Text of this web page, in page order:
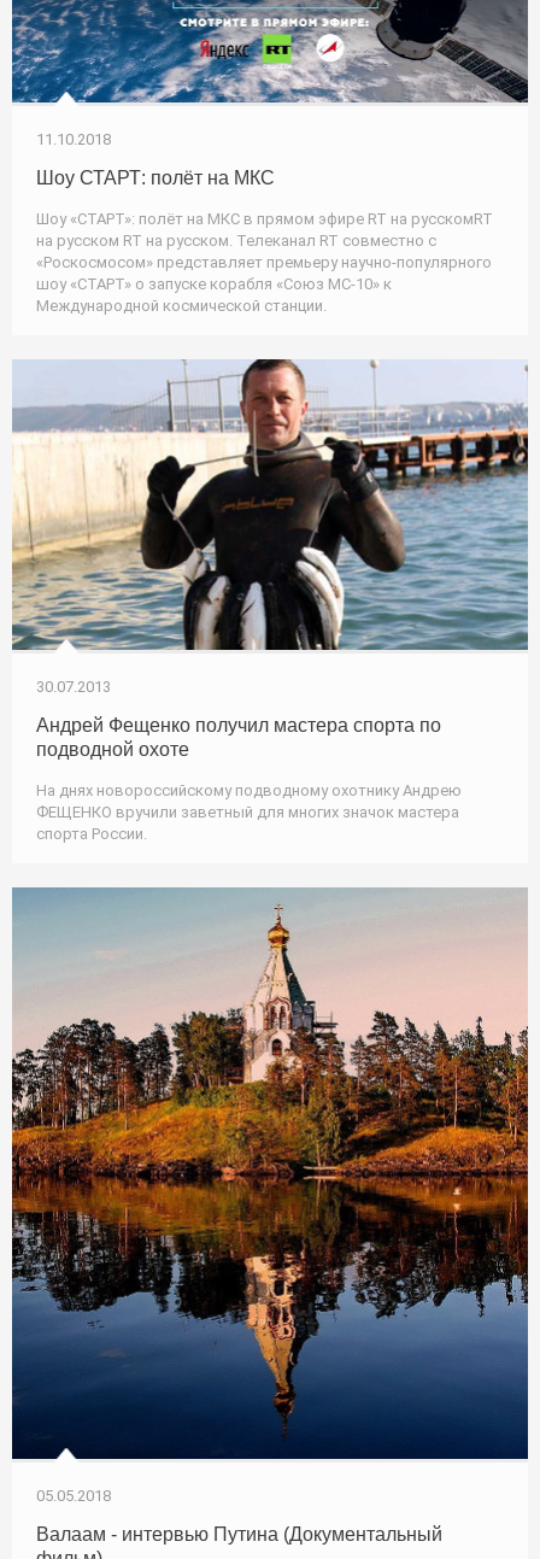
11.10.2018
Шоу СТАРТ: полёт на МКС
Шоу «СТАРТ»: полёт на МКС в прямом эфире RT на русскомRT
на русском RT на русском. Телеканал RT совместно с
«Роскосмосом» представляет премьеру научно-популярного
шоу «СТАРТ» о запуске корабля «Союз МС-10» к
Международной космической станции.
30.07.2013
Андрей Фещенко получил мастера спорта по
подводной охоте
На днях новороссийскому подводному охотнику Андрею
ФЕЩЕНКО вручили заветный для многих значок мастера
спорта России.
05.05.2018
Валаам - интервью Путина (Документальный